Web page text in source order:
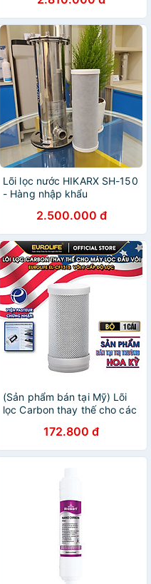
định kỳ 4 lần/1 năm - Hàng
chính hãng Mutosi
Lõi lọc nước HIKARX SH-150
- Hàng nhập khẩu
2.500.000 đ
(Sản phẩm bán tại Mỹ) Lõi
lọc Carbon thay thế cho các
Eurolife EL-CF1315
172.800 đ